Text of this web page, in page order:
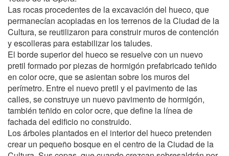
Las rocas procedentes de la excavación del hueco, que
permanecían acopiadas en los terrenos de la Ciudad de la
Cultura, se reutilizaron para construir muros de contención
y escolleras para estabilizar los taludes.
El borde superior del hueco se resuelve con un nuevo
pretil formado por piezas de hormigón prefabricado teñido
en color ocre, que se asientan sobre los muros del
perímetro. Entre el nuevo pretil y el pavimento de las
calles, se construye un nuevo pavimento de hormigón,
también teñido en color ocre, que define la línea de
fachada del edificio no construido.
Los árboles plantados en el interior del hueco pretenden
crear un pequeño bosque en el centro de la Ciudad de la